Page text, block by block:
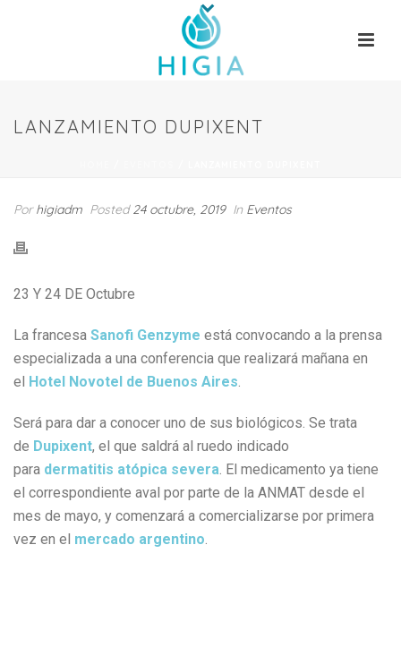
LANZAMIENTO DUPIXENT
Porhigiadm Posted24 octubre, 2019 In Eventos
23 Y 24 DE Octubre
La francesa Sanofi Genzyme está convocando a la prensa
especializada a una conferencia que realizará mañana en
el Hotel Novotel de Buenos Aires.
Será para dar a conocer uno de sus biológicos. Se trata
de Dupixent, el que saldrá al ruedo indicado
para dermatitis atópica severa. El medicamento ya tiene
el correspondiente aval por parte de la ANMAT desde el
mes de mayo, y comenzará a comercializarse por primera
vez en el mercado argentino.